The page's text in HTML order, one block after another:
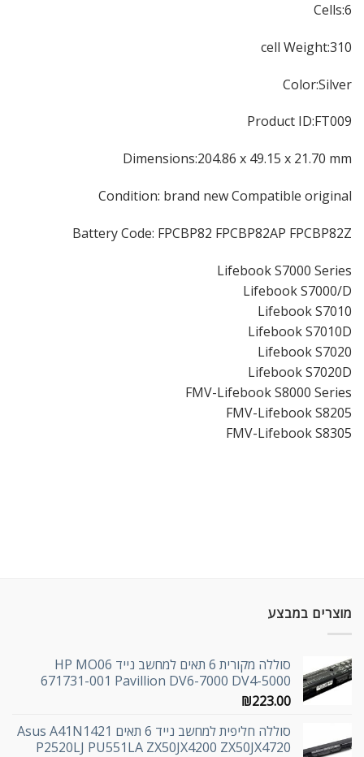
Cells:6
cell Weight:310
Color:Silver
Product ID:FT009
Dimensions:204.86 x 49.15 x 21.70 mm
Condition: brand new Compatible original
Battery Code: FPCBP82 FPCBP82AP FPCBP82Z
Lifebook S7000 Series
Lifebook S7000/D
Lifebook S7010
Lifebook S7010D
Lifebook S7020
Lifebook S7020D
FMV-Lifebook S8000 Series
FMV-Lifebook S8205
FMV-Lifebook S8305
מוצרים במבצע
סוללה מקורית 6 תאים למחשב נייד HP MO06
671731-001 Pavillion DV6-7000 DV4-5000
₪223.00
סוללה חליפית למחשב נייד 6 תאים Asus A41N1421
P2520LJ PU551LA ZX50JX4200 ZX50JX4720